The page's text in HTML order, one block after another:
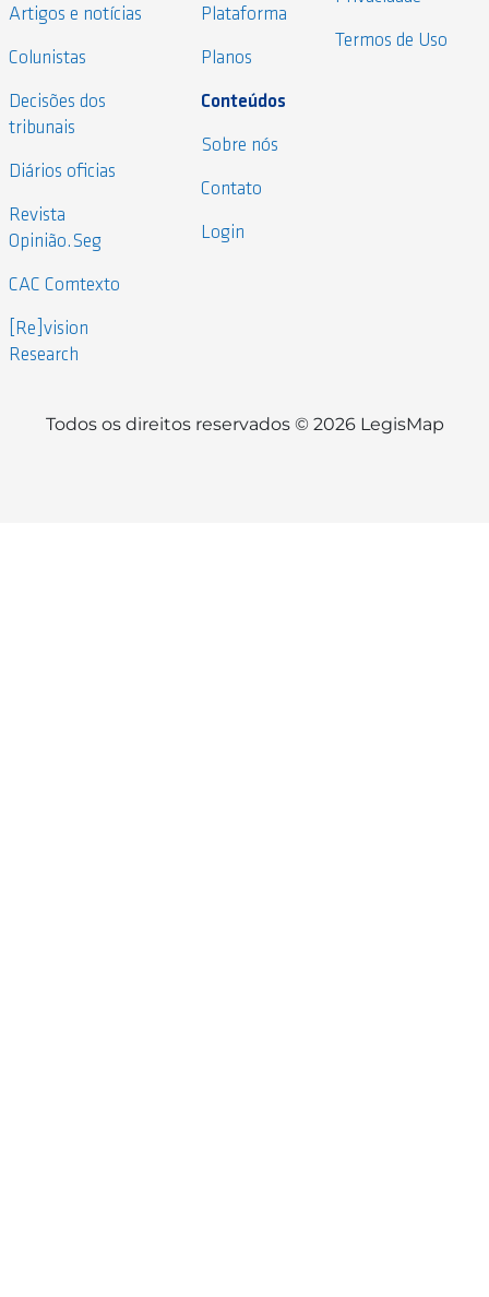
Artigos e notícias
Colunistas
Decisões dos
tribunais
Diários oficias
Revista
Opinião.Seg
CAC Comtexto
[Re]vision
Research
Plataforma
Planos
Conteúdos
Sobre nós
Contato
Login
Termos de Uso
Todos os direitos reservados © 2026 LegisMap